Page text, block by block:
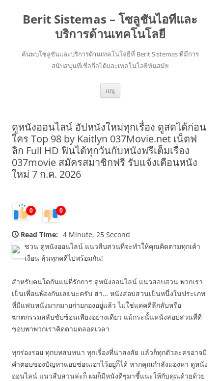
Berit Sistemas – โซลูชันไอทีและ
บริการด้านเทคโนโลยี
ค้นพบโซลูชันและบริการด้านเทคโนโลยีที่ Berit Sistemas ที่มีการ
สนับสนุนที่เชื่อถือได้และเทคโนโลยีทันสมัย
เมนู ข้าม
ยัง
ดูหนังออนไลน์ อัปหนังใหม่ทุกเรื่อง ดูสดได้ก่อน
ใคร Top 98 by Kaitlyn 037Movie.net เน็ตฟ
ลิก Full HD ฟินได้ทุกวันกับหนังฟรีเต็มเรื่อง
037movie สมัครสมาชิกฟรี รับแจ้งเตือนหนัง
ใหม่ 7 ก.ค. 2026
0 0
Read Time: 4 Minute, 25 Second
ชวน ดูหนังออนไลน์ แนวสืบสวนที่จะทำให้คุณคิดตามทุกเค้า
เงื่อน ลุ้นทุกคดีไปพร้อมกัน!
สำหรับคนใดกันแน่ที่รักการ ดูหนังออนไลน์ แนวสอบสวน พวกเรา
เป็นเพื่อนพ้องกันเลยนะครับ ฮ่า… หนังสอบสวนเป็นหนึ่งในประเภท
ที่มีแฟนหนังมากมายก่ายกองอยู่แล้ว ไม่ใช่แค่คดีลึกลับหรือ
ฆาตกรรมสลับซับซ้อนเพียงอย่างเดียว แม้กระนั้นหนังสอบสวนที่ดี
ชอบพาพวกเราคิดตามตลอดเวลา
ทุกร่องรอย ทุกบทสนทนา ทุกเรื่องที่น่าสงสัย แล้วก็ทุกตัวละครอาจมี
คำตอบของปัญหาแอบซ่อนเอาไว้อยู่ก็ได้ หากคุณกำลังมองหา ดูหนัง
ออนไลน์ แนวสืบสวนล่ะก็ ผมก็มีหนังดีๆมาชี้แนะให้กับคุณด้วยด้วย